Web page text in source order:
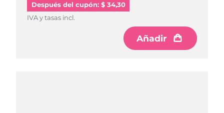
Después del cupón: $ 34,30
IVA y tasas incl.
Añadir